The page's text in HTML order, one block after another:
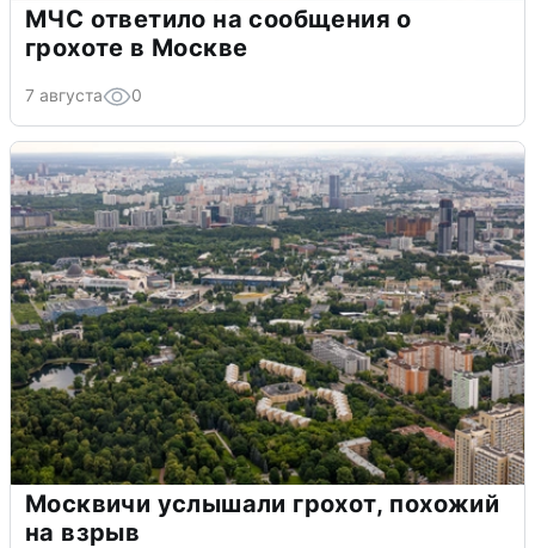
МЧС ответило на сообщения о
грохоте в Москве
7 августа 0
Москвичи услышали грохот, похожий
на взрыв